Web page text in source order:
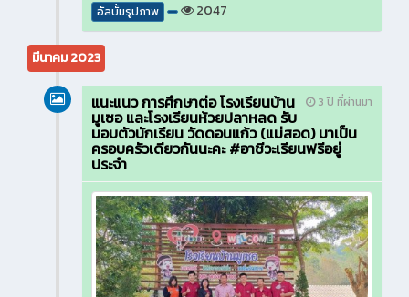
อัลบั้มรูปภาพ 2047
มีนาคม 2023
3 ปี ที่ผ่านมา
แนะแนว การศึกษาต่อ โรงเรียนบ้าน
มูเซอ และโรงเรียนห้วยปลาหลด รับ
มอบตัวนักเรียน วัดดอนแก้ว (แม่สอด) มาเป็น
ครอบครัวเดียวกันนะคะ #อาชีวะเรียนฟรีอยู่
ประจำ